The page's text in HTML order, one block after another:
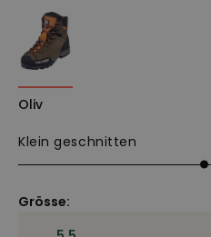
Oliv
Klein geschnitten
Grösse: